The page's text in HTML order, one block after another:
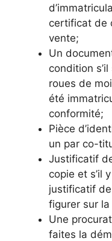
certificat de
vente;
Un
condition s’il
roues de
été
conformité;
Pièce
un par co-
Justificatif
copie et s’il
justificatif
figurer sur
Une
faites la